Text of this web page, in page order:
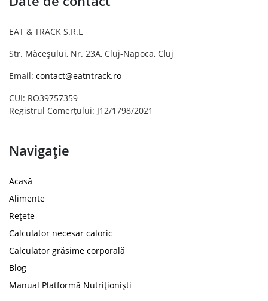
EAT & TRACK S.R.L
Str. Măceșului, Nr. 23A, Cluj-Napoca, Cluj
Email: contact@eatntrack.ro
CUI: RO39757359
Registrul Comerțului: J12/1798/2021
Navigație
Acasă
Alimente
Rețete
Calculator necesar caloric
Calculator grăsime corporală
Blog
Manual Platformă Nutriționiști